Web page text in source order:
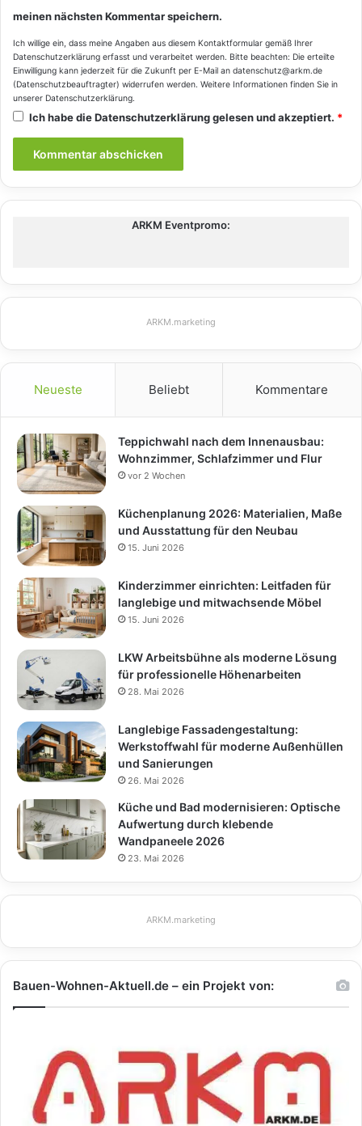
meinen nächsten Kommentar speichern.
Ich willige ein, dass meine Angaben aus diesem Kontaktformular gemäß Ihrer
Datenschutzerklärung erfasst und verarbeitet werden. Bitte beachten: Die erteilte
Einwilligung kann jederzeit für die Zukunft per E-Mail an datenschutz@arkm.de
(Datenschutzbeauftragter) widerrufen werden. Weitere Informationen finden Sie in
unserer Datenschutzerklärung.
Ich habe dieDatenschutzerklärunggelesen und akzeptiert. *
ARKM Eventpromo:
ARKM.marketing
Neueste Beliebt Kommentare
Teppichwahl nach dem Innenausbau:
Wohnzimmer, Schlafzimmer und Flur
vor 2 Wochen
Küchenplanung 2026: Materialien, Maße
und Ausstattung für den Neubau
15. Juni 2026
Kinderzimmer einrichten: Leitfaden für
langlebige und mitwachsende Möbel
15. Juni 2026
LKW Arbeitsbühne als moderne Lösung
für professionelle Höhenarbeiten
28. Mai 2026
Langlebige Fassadengestaltung:
Werkstoffwahl für moderne Außenhüllen
und Sanierungen
26. Mai 2026
Küche und Bad modernisieren: Optische
Aufwertung durch klebende
Wandpaneele 2026
23. Mai 2026
ARKM.marketing
Bauen-Wohnen-Aktuell.de – ein Projekt von: